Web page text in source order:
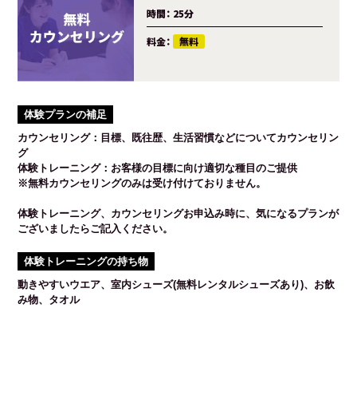
時間： 25分
料金： 無料
体験プランの補足
カウンセリング：目標、既往歴、生活習慣などについてカウンセリン
グ
体験トレーニング：お客様の目標に向け適切な種目のご提供
※無料カウンセリングのみは受け付けておりません。
体験トレーニング、カウンセリングお申込み時に、気になるプランが
ございましたらご記入ください。
体験トレーニングの持ち物
動きやすいウエア、室内シューズ(無料レンタルシューズあり)、お飲
み物、タオル